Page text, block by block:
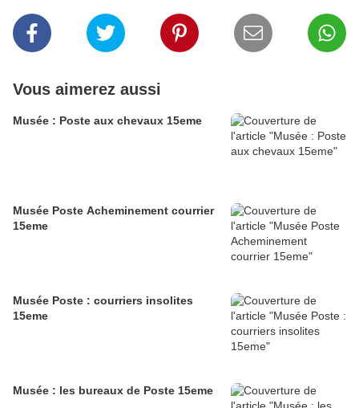
Vous aimerez aussi
Musée : Poste aux chevaux 15eme
Musée Poste Acheminement courrier
15eme
Musée Poste : courriers insolites
15eme
Musée : les bureaux de Poste 15eme